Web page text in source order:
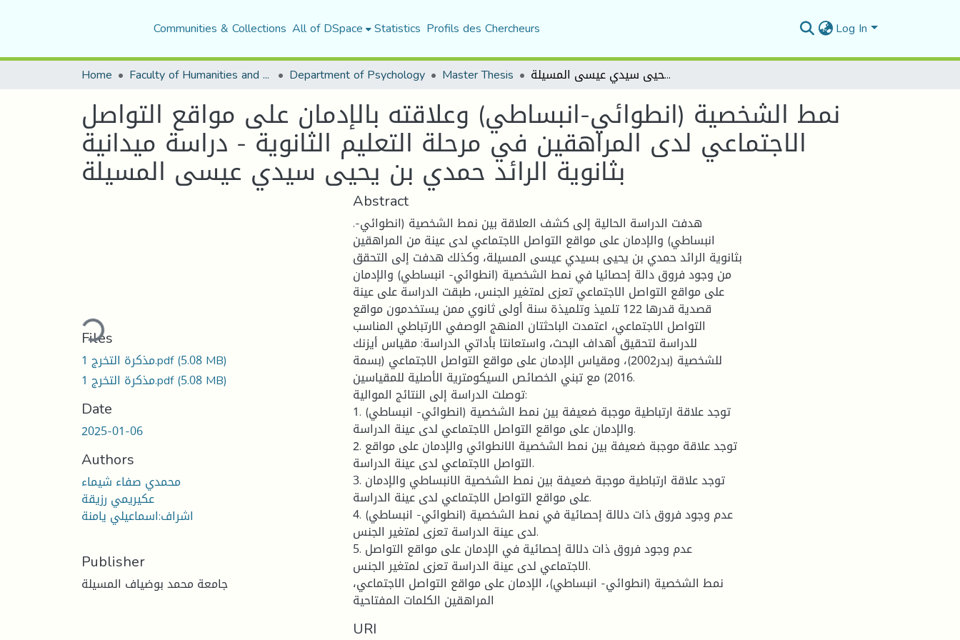
Communities & Collections All of DSpace Statistics Profils des Chercheurs Log In
Home Faculty of Humanities and Social Sciences Department of Psychology Master Thesis نمط الشخصية (انطوائي-انبساطي) وعلاقته بالإدمان على مواقع التواصل الاجتماعي لدى المراهقين في مرحلة التعليم الثانوية - دراسة ميدانية بثانوية الرائد حمدي بن يحيى سيدي عيسى المسيلة
نمط الشخصية (انطوائي-انبساطي) وعلاقته بالإدمان على مواقع التواصل
الاجتماعي لدى المراهقين في مرحلة التعليم الثانوية - دراسة ميدانية
بثانوية الرائد حمدي بن يحيى سيدي عيسى المسيلة
Loading...
Files
مذكرة التخرج 1.pdf(5.08 MB)
مذكرة التخرج 1.pdf(5.08 MB)
Date
2025-01-06
Authors
محمدي صفاء شيماء
عكيريمي رزيقة
اشراف:اسماعيلي يامنة
Publisher
جامعة محمد بوضياف المسيلة
Abstract
.هدفت الدراسة الحالية إلى كشف العلاقة بين نمط الشخصية (انطوائي-
انبساطي) والإدمان على مواقع التواصل الاجتماعي لدى عينة من المراهقين
بثانوية الرائد حمدي بن يحيى بسيدي عيسى المسيلة، وكذلك هدفت إلى التحقق
من وجود فروق دالة إحصائيا في نمط الشخصية (انطوائي- انبساطي) والإدمان
على مواقع التواصل الاجتماعي تعزى لمتغير الجنس، طبقت الدراسة على عينة
قصدية قدرها 122 تلميذ وتلميذة سنة أولى ثانوي ممن يستخدمون مواقع
التواصل الاجتماعي، اعتمدت الباحثتان المنهج الوصفي الارتباطي المناسب
للدراسة لتحقيق أهداف البحث، واستعانتا بأداتي الدراسة: مقياس أيزنك
للشخصية (بدر2002)، ومقياس الإدمان على مواقع التواصل الاجتماعي (بسمة
2016) مع تبني الخصائص السيكومترية الأصلية للمقياسين.
توصلت الدراسة إلى النتائج الموالية:
1. توجد علاقة ارتباطية موجبة ضعيفة بين نمط الشخصية (انطوائي- انبساطي)
والإدمان على مواقع التواصل الاجتماعي لدى عينة الدراسة.
2. توجد علاقة موجبة ضعيفة بين نمط الشخصية الانطوائي والإدمان على مواقع
التواصل الاجتماعي لدى عينة الدراسة.
3. توجد علاقة ارتباطية موجبة ضعيفة بين نمط الشخصية الانبساطي والإدمان
على مواقع التواصل الاجتماعي لدى عينة الدراسة.
4. عدم وجود فروق ذات دلالة إحصائية في نمط الشخصية (انطوائي- انبساطي)
لدى عينة الدراسة تعزى لمتغير الجنس.
5. عدم وجود فروق ذات دلالة إحصائية في الإدمان على مواقع التواصل
الاجتماعي لدى عينة الدراسة تعزى لمتغير الجنس.
نمط الشخصية (انطوائي- انبساطي)، الإدمان على مواقع التواصل الاجتماعي،
المراهقين الكلمات المفتاحية
URI